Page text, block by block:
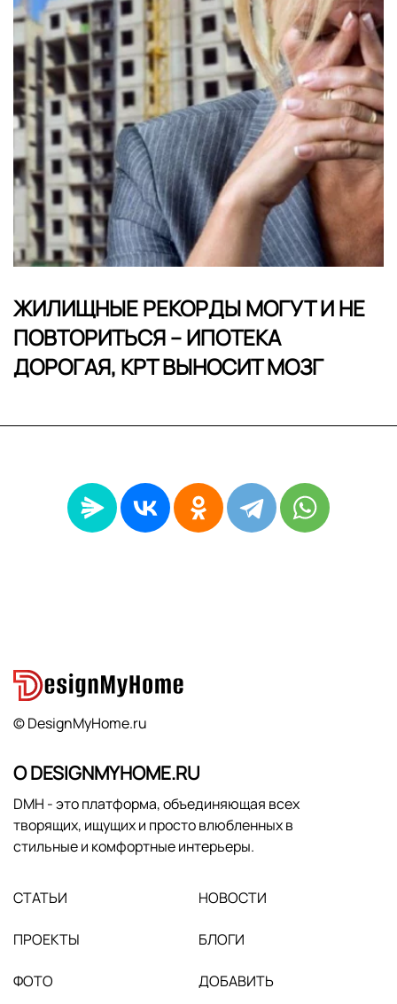
ЖИЛИЩНЫЕ РЕКОРДЫ МОГУТ И НЕ
ПОВТОРИТЬСЯ – ИПОТЕКА
ДОРОГАЯ, КРТ ВЫНОСИТ МОЗГ
© DesignMyHome.ru
О DESIGNMYHOME.RU
DMH - это платформа, объединяющая всех
творящих, ищущих и просто влюбленных в
стильные и комфортные интерьеры.
СТАТЬИ НОВОСТИ
ПРОЕКТЫ БЛОГИ
ФОТО ДОБАВИТЬ